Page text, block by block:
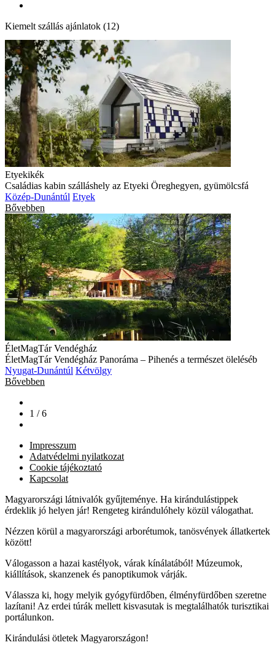
Kiemelt szállás ajánlatok (12)
Etyekikék
Családias kabin szálláshely az Etyeki Öreghegyen, gyümölcsfá
Közép-Dunántúl Etyek
Bővebben
ÉletMagTár Vendégház
ÉletMagTár Vendégház Panoráma – Pihenés a természet öleléséb
Nyugat-Dunántúl Kétvölgy
Bővebben
1 / 6
Impresszum
Adatvédelmi nyilatkozat
Cookie tájékoztató
Kapcsolat
Magyarországi látnivalók gyűjteménye. Ha kirándulástippek
érdeklik jó helyen jár! Rengeteg kirándulóhely közül válogathat.
Nézzen körül a magyarországi arborétumok, tanösvények állatkertek
között!
Válogasson a hazai kastélyok, várak kínálatából! Múzeumok,
kiállítások, skanzenek és panoptikumok várják.
Válassza ki, hogy melyik gyógyfürdőben, élményfürdőben szeretne
lazítani! Az erdei túrák mellett kisvasutak is megtalálhatók turisztikai
portálunkon.
Kirándulási ötletek Magyarországon!